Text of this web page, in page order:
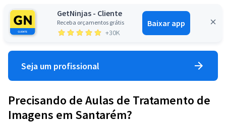
GetNinjas - Cliente
Receba orçamentos grátis
+30K
Baixar app
Entrar
Seja um profissional
Precisando de Aulas de Tratamento de
Imagens em Santarém?